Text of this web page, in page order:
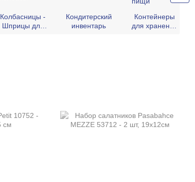
Колбасницы -
Шприцы для
Кондитерский
инвентарь
Контейнеры
для хранения